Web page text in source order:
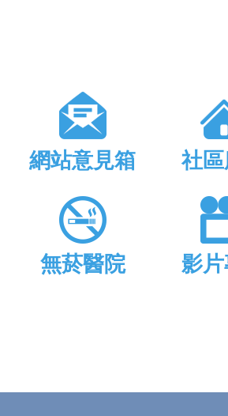
網站意見箱 社
無菸醫院 影